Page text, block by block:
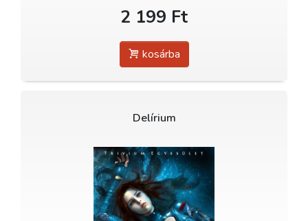
2 199 Ft
kosárba
Delírium